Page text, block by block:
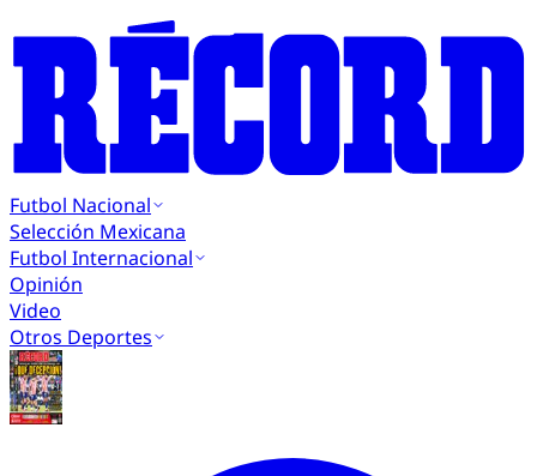
Futbol Nacional
Selección Mexicana
Futbol Internacional
Opinión
Video
Otros Deportes